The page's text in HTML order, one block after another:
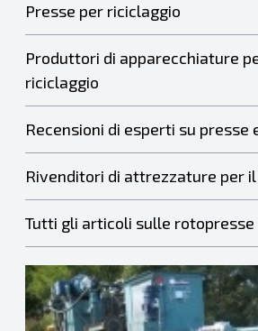
Presse per riciclaggio
Produttori di apparecchiature
riciclaggio
Recensioni di esperti su
Rivenditori di attrezzature per
Tutti gli articoli sulle rotopresse